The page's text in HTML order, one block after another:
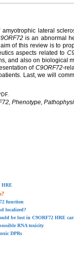
lateral
is an abnormal
of this review is to
aspects related to
and also on biological
of C9ORF72-
Last, we will
Phenotype,
HRE
function
localized?
be lost in C9ORF72 HRE
RNA toxicity
DPRs